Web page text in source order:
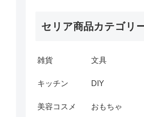
セリア商品カテゴリ
雑貨 文具
キッチン DIY
美容コスメ おもちゃ